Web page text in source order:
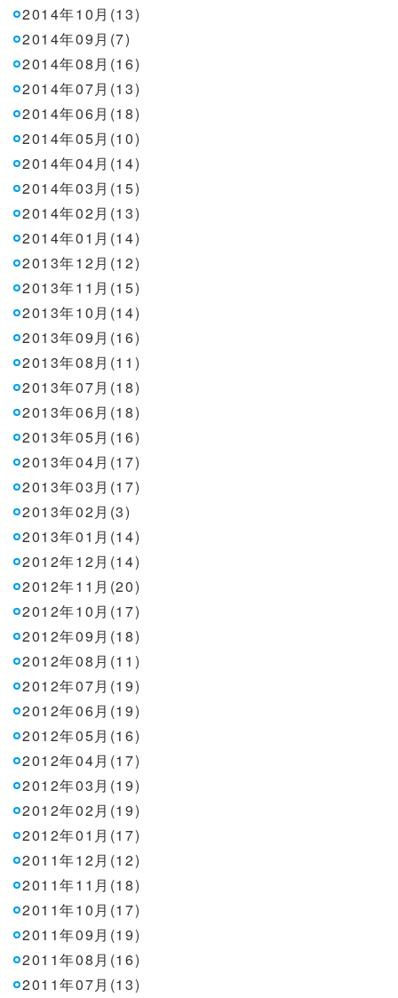
2014年10月(13)
2014年09月(7)
2014年08月(16)
2014年07月(13)
2014年06月(18)
2014年05月(10)
2014年04月(14)
2014年03月(15)
2014年02月(13)
2014年01月(14)
2013年12月(12)
2013年11月(15)
2013年10月(14)
2013年09月(16)
2013年08月(11)
2013年07月(18)
2013年06月(18)
2013年05月(16)
2013年04月(17)
2013年03月(17)
2013年02月(3)
2013年01月(14)
2012年12月(14)
2012年11月(20)
2012年10月(17)
2012年09月(18)
2012年08月(11)
2012年07月(19)
2012年06月(19)
2012年05月(16)
2012年04月(17)
2012年03月(19)
2012年02月(19)
2012年01月(17)
2011年12月(12)
2011年11月(18)
2011年10月(17)
2011年09月(19)
2011年08月(16)
2011年07月(13)